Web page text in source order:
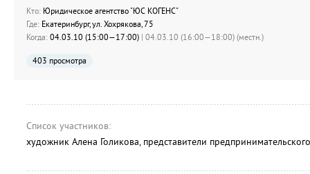
Кто: Юридическое агентство "ЮС КОГЕНС"
Где: Екатеринбург, ул. Хохрякова, 75
Когда: 04.03.10 (15:00—17:00) | 04.03.10 (16:00—18:00) (местн.)
403 просмотра
Список участников:
художник Алена Голикова, представители